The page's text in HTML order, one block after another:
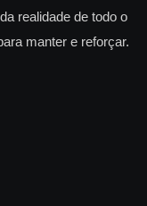
realidade de todo o
manter e reforçar.